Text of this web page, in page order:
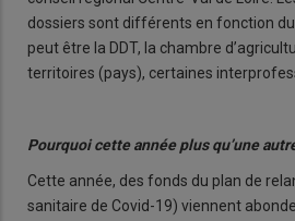
dossiers sont différents en fonction
peut être la DDT, la chambre
territoires (pays), certaines
Pourquoi cette année plus qu’une
Cette année, des fonds du plan de
sanitaire de Covid-19) viennent